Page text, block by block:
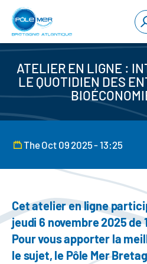
Cookies management panel
Skip
main
content
ATELIER EN LIGNE :
LE QUOTIDIEN DES
The Oct 09 2025 - 13:25
Cet atelier en ligne
jeudi 6 novembre 2025 de
Pour vous apporter la
le sujet, le Pôle Mer